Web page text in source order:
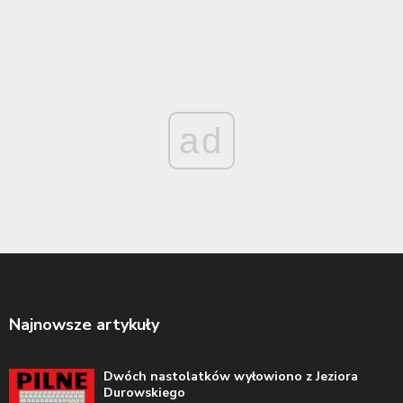
ad
Najnowsze artykuły
Dwóch nastolatków wyłowiono z Jeziora
Durowskiego